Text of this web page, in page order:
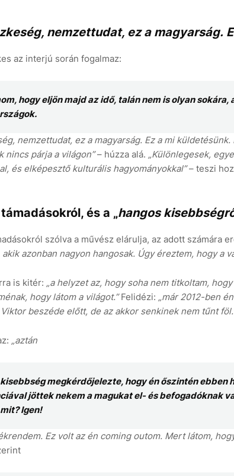
nemzettudat, ez a magyarság.
az interjú során fogalmaz:
hogy eljön majd az idő, talán nem is olyan
nemzettudat, ez a magyarság. Ez a mi
nincs párja a világon”– húzza alá. „Különlegesek,
és elképesztő kulturális hagyományokkal”– teszi
és a „hangos
szólva a művész elárulja, az adott számára
azonban nagyon hangosak. Úgy éreztem, hogy a
is kitér: „a helyzet az, hogy soha nem titkoltam,
hogy látom a világot.”Felidézi: „már 2012-ben
beszéde előtt, de az akkor senkinek nem tűnt
„aztán
megkérdőjelezte, hogy én őszintén ebben
jöttek nekem a magukat el- és befogadóknak
Igen!
Ez volt az én coming outom. Mert látom,